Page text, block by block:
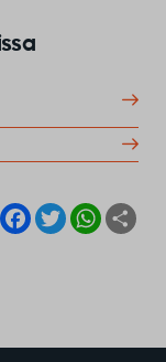
F
a
T
w
W
h